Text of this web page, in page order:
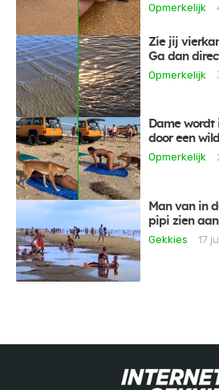
Opmerkelijk
Zie jij
Ga dan
Opmerkelijk
Dame wordt
door een
Opmerkelijk
Man van in
pipi zien aan
Gekkies
17